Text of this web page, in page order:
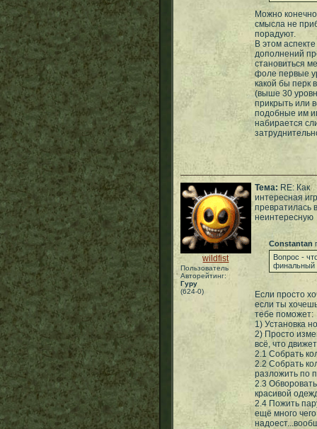
Можно
смысла не
порадуют.
В этом
дополнений
становиться
фоле первые
какой бы перк
(выше 30
прикрыть или
подобные им
набирается
wildfist
Пользователь
Авторейтинг:
Гуру
(624-0)
Тема: RE: Как
интересная
превратилась в
неинтересную
Constantan
Вопрос -
финальный
Если просто
если ты
тебе поможет:
1) Установка
2) Просто
всё, что
2.1 Собрать
2.2 Собрать
разложить по
2.3
красивой
2.4 Пожить
ещё много